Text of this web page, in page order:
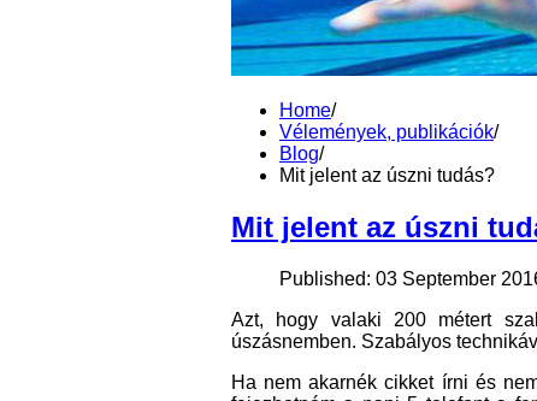
Home/
Vélemények, publikációk/
Blog/
Mit jelent az úszni tudás?
Mit jelent az úszni
Published: 03 September
Azt, hogy valaki 200 métert
úszásnemben. Szabályos
Ha nem akarnék cikket írni és